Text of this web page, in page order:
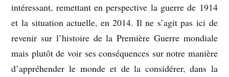
intéressant, remettant en perspective la guerre de 1914
et la situation actuelle, en 2014. Il ne s’agit pas ici de
revenir sur l’histoire de la Première Guerre mondiale
mais plutôt de voir ses conséquences sur notre manière
d’appréhender le monde et de la considérer, dans la